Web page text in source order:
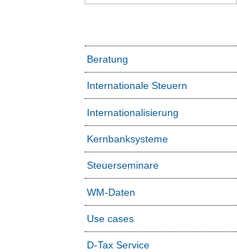
Beratung
Internationale Steuern
Internationalisierung
Kernbanksysteme
Steuerseminare
WM-Daten
Use cases
D-Tax Service